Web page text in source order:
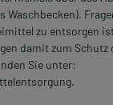
Waschbecken).
zu entsorgen
damit zum Schutz
Sie unter: